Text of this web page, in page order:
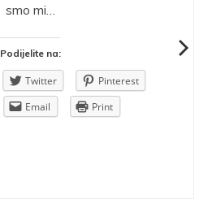
smo mi…
Podijelite na:
Twitter
Pinterest
Email Print